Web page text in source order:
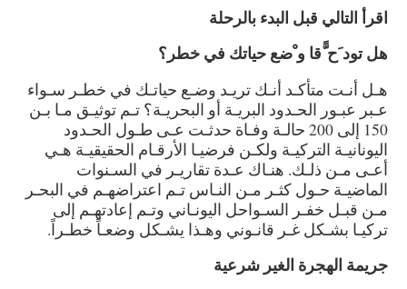
اقرأ التالي قبل البدء بالرحلة
هل تود َح ًّقا و ْضع حياتك في خطر؟
هـل أنـت متأكـد أنـك تريـد وضـع حياتـك في خطـر سـواء
عـبر عبـور الحـدود البريـة أو البحريـة؟ تـم توثيـق مـا بـن
150 إلى 200 حالـة وفـاة حدثـت عـى طـول الحـدود
اليونانيـة التركيـة ولكـن فرضيـا الأرقـام الحقيقيـة هـي
أعـى مـن ذلـك. هنـاك عـدة تقاريـر في السـنوات
الماضيـة حـول كثـر مـن النـاس تـم اعتراضهـم في البحـر
مـن قبـل خفـر السـواحل اليونـاني وتـم إعادتهـم إلى
تركيـا بشـكل غـر قانـوني وهـذا يشـكل وضعـاً خطـراً.
جريمة الهجرة الغير شرعية